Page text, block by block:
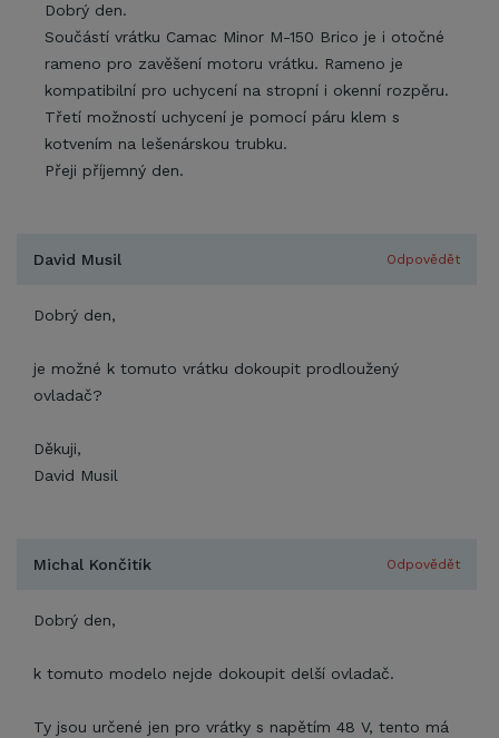
Dobrý den.
Součástí vrátku Camac Minor M-150 Brico je i otočné
rameno pro zavěšení motoru vrátku. Rameno je
kompatibilní pro uchycení na stropní i okenní rozpěru.
Třetí možností uchycení je pomocí páru klem s
kotvením na lešenárskou trubku.
Přeji příjemný den.
David Musil Odpovědět
Dobrý den,
je možné k tomuto vrátku dokoupit prodloužený
ovladač?
Děkuji,
David Musil
Michal Končitík Odpovědět
Dobrý den,
k tomuto modelo nejde dokoupit delší ovladač.
Ty jsou určené jen pro vrátky s napětím 48 V, tento má